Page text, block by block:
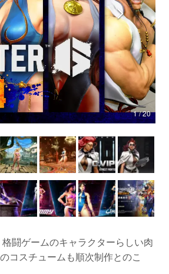
1 / 20
闘ゲームのキャラクターらしい肉
コスチュームも順次制作とのこ